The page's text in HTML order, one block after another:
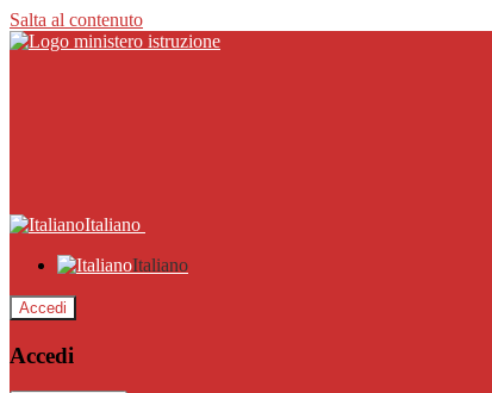
Salta al contenuto
Italiano
Italiano
Accedi
Accedi